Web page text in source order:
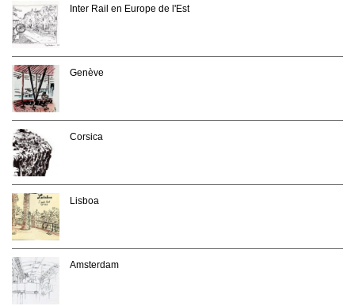
Inter Rail en Europe de l'Est
Genève
Corsica
Lisboa
Amsterdam